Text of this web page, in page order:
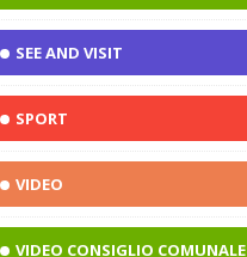
SEE AND VISIT
SPORT
VIDEO
VIDEO CONSIGLIO COMUNALE